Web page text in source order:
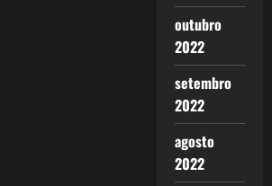
outubro
2022
setembro
2022
agosto
2022